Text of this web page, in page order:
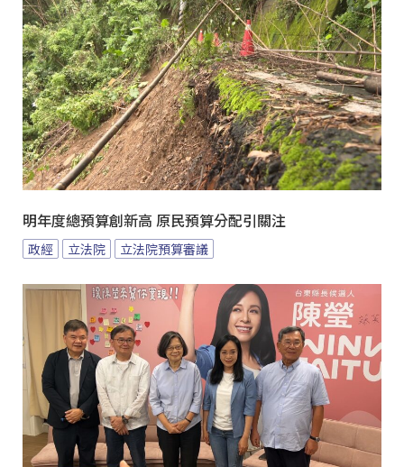
明年度總預算創新高 原民預算分配引關注
政經 立法院 立法院預算審議